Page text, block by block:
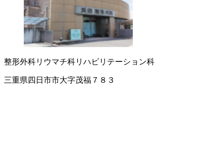
整形外科リウマチ科リハビリテーション科
三重県四日市市大字茂福７８３